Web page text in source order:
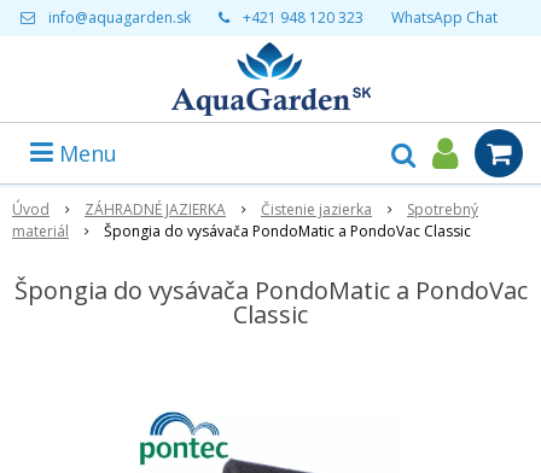
info@aquagarden.sk +421 948 120 323 WhatsApp Chat
Menu
Úvod ZÁHRADNÉ JAZIERKA Čistenie jazierka
Spotrebný
materiál
Špongia do vysávača PondoMatic a PondoVac Classic
Špongia do vysávača PondoMatic a PondoVac
Classic